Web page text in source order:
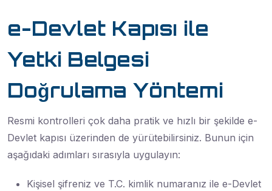
e-Devlet Kapısı ile
Yetki Belgesi
Doğrulama Yöntemi
Resmi kontrolleri çok daha pratik ve hızlı bir şekilde e-
Devlet kapısı üzerinden de yürütebilirsiniz. Bunun için
aşağıdaki adımları sırasıyla uygulayın:
Kişisel şifreniz ve T.C. kimlik numaranız ile e-Devlet